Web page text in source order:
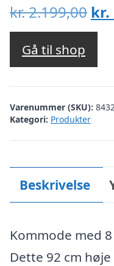
kr.2.199,00
var:
kr.
kr.
Gå til shop
Varenummer (SKU):
Kategori: Produkter
Beskrivelse
Kommode med
Dette 92 cm